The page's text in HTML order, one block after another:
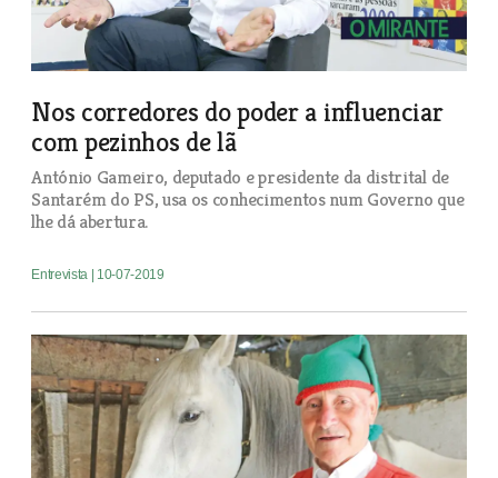
Nos corredores do poder a influenciar
com pezinhos de lã
António Gameiro, deputado e presidente da distrital de
Santarém do PS, usa os conhecimentos num Governo que
lhe dá abertura.
Entrevista | 10-07-2019